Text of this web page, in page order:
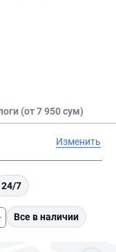
(от 7 950 сум)
Изменить
24/7
Все в наличии